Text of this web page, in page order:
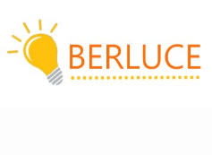
Inhalt
springen